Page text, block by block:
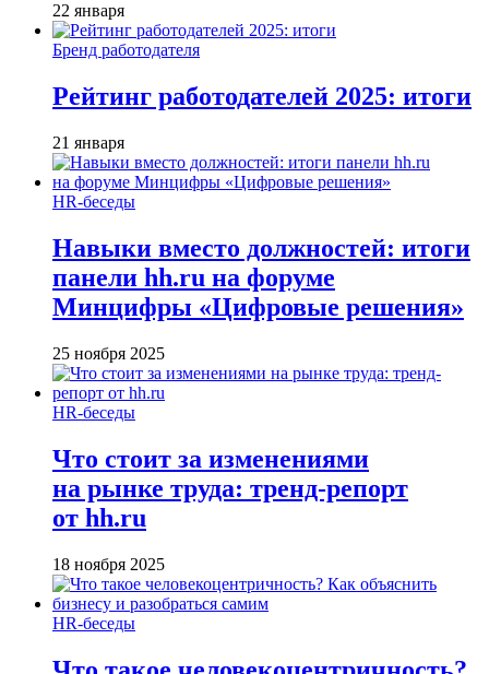
22 января
Бренд работодателя
Рейтинг работодателей 2025: итоги
21 января
HR-беседы
Навыки вместо должностей: итоги
панели hh.ru на форуме
Минцифры «Цифровые решения»
25 ноября 2025
HR-беседы
Что стоит за изменениями
на рынке труда: тренд-репорт
от hh.ru
18 ноября 2025
HR-беседы